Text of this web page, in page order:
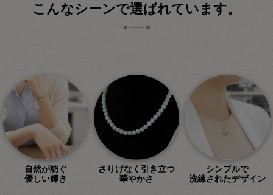
こんなシーンで選ばれています。
自然が紡ぐ
優しい輝き
さりげなく引き立つ
華やかさ
シンプルで
洗練されたデザイン